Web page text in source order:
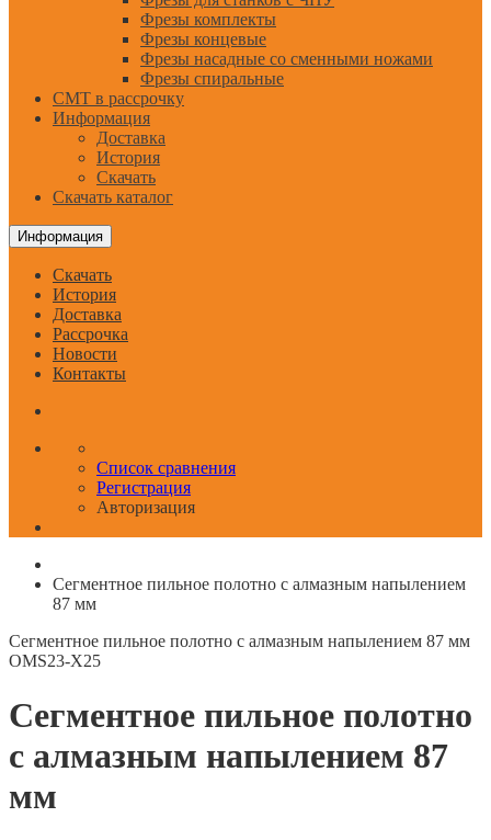
Фрезы комплекты
Фрезы концевые
Фрезы насадные со сменными ножами
Фрезы спиральные
CMT в рассрочку
Информация
Доставка
История
Скачать
Скачать каталог
Информация
Скачать
История
Доставка
Рассрочка
Новости
Контакты
Список сравнения
Регистрация
Авторизация
Сегментное пильное полотно с алмазным напылением
87 мм
Сегментное пильное полотно с алмазным напылением 87 мм
OMS23-X25
Сегментное пильное полотно
с алмазным напылением 87
мм